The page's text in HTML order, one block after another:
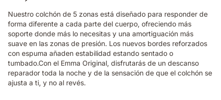
Nuestro colchón de 5 zonas está diseñado para responder de
forma diferente a cada parte del cuerpo, ofreciendo más
soporte donde más lo necesitas y una amortiguación más
suave en las zonas de presión. Los nuevos bordes reforzados
con espuma añaden estabilidad estando sentado o
tumbado.Con el Emma Original, disfrutarás de un descanso
reparador toda la noche y de la sensación de que el colchón se
ajusta a ti, y no al revés.